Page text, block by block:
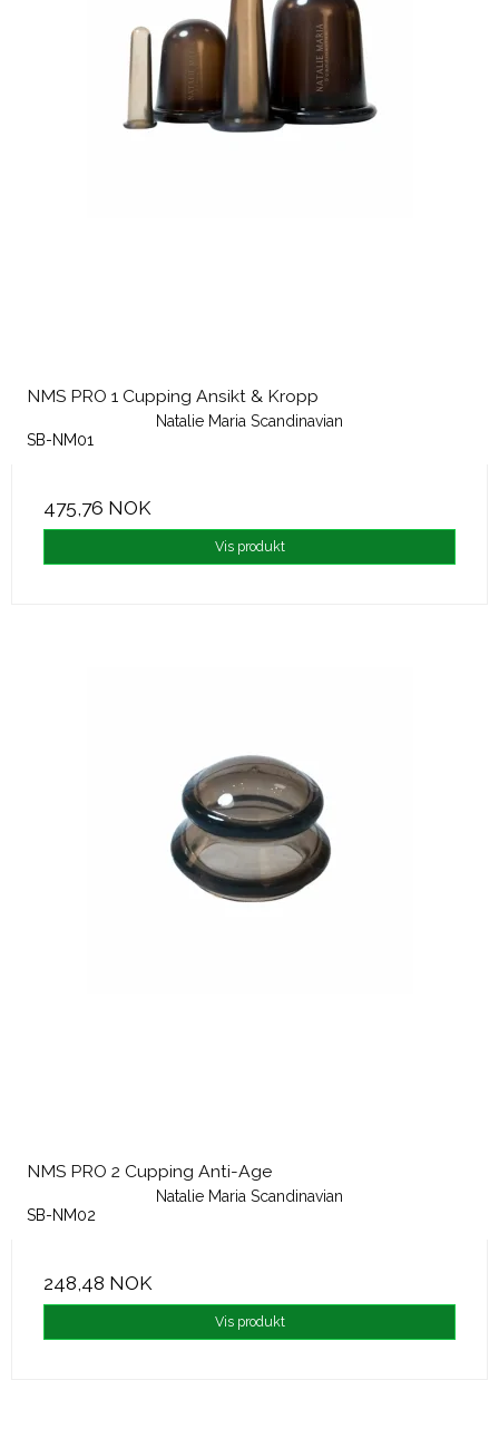
NMS PRO 1 Cupping Ansikt & Kropp
Natalie Maria Scandinavian
SB-NM01
475,76 NOK
Vis produkt
NMS PRO 2 Cupping Anti-Age
Natalie Maria Scandinavian
SB-NM02
248,48 NOK
Vis produkt